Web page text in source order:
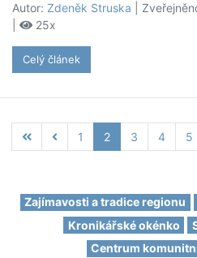
Autor: Zdeněk Struska |
25x
Celý článek
1 2 3 4 5
Zajímavosti a tradice regionu
Kronikářské okénko
Centrum